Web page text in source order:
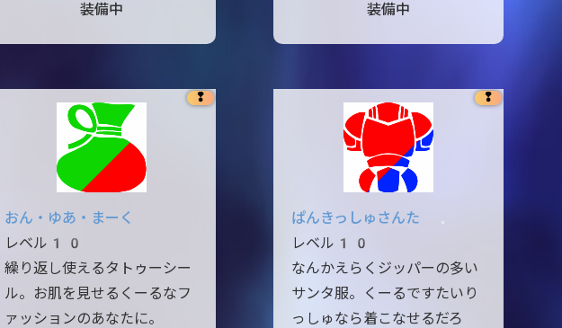
装備中 装備中
❢
おん・ゆあ・まーく
レベル10
繰り返し使えるタトゥーシー
ル。お肌を見せるくーるなフ
ァッションのあなたに。
❢
ぱんきっしゅさんた
レベル10
なんかえらくジッパーの多い
サンタ服。くーるですたいり
っしゅなら着こなせるだろ